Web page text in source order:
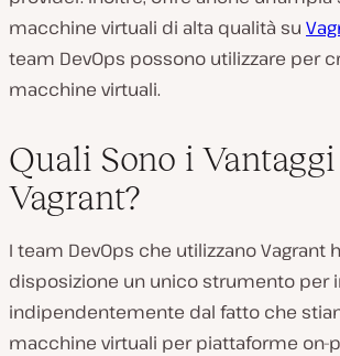
macchine virtuali di alta qualità su
team DevOps possono utilizzare per
macchine virtuali.
Quali Sono i
Vagrant?
I team DevOps che utilizzano Vagrant
disposizione un unico strumento per
indipendentemente dal fatto che
macchine virtuali per piattaforme on-